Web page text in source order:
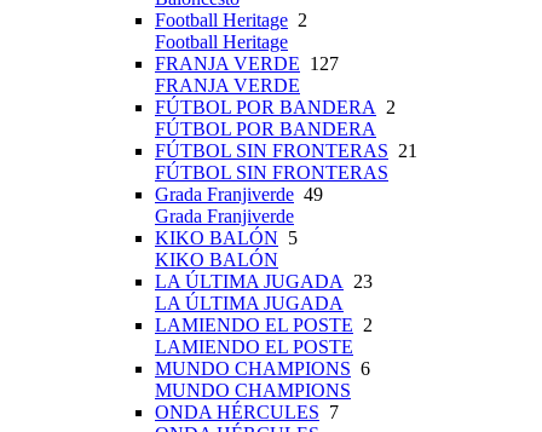
Football Heritage 2
Football Heritage
FRANJA VERDE 127
FRANJA VERDE
FÚTBOL POR BANDERA
2
FÚTBOL POR BANDERA
FÚTBOL SIN FRONTERAS 21
FÚTBOL SIN FRONTERAS
Grada Franjiverde 49
Grada Franjiverde
KIKO BALÓN 5
KIKO BALÓN
LA ÚLTIMA JUGADA
23
LA ÚLTIMA JUGADA
LAMIENDO EL POSTE 2
LAMIENDO EL POSTE
MUNDO CHAMPIONS 6
MUNDO CHAMPIONS
ONDA HÉRCULES 7